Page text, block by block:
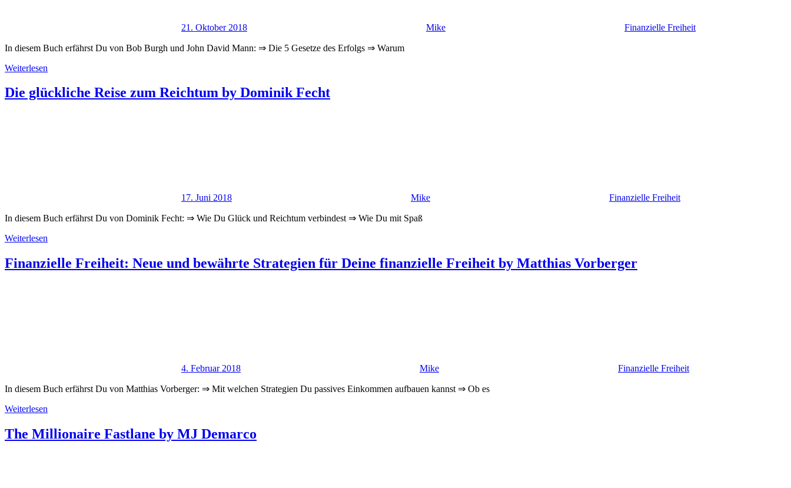
21. Oktober 2018 Mike Finanzielle Freiheit
In diesem Buch erfährst Du von Bob Burgh und John David Mann: ⇒ Die 5 Gesetze des Erfolgs ⇒ Warum
Weiterlesen
Die glückliche Reise zum Reichtum by Dominik Fecht
17. Juni 2018 Mike Finanzielle Freiheit
In diesem Buch erfährst Du von Dominik Fecht: ⇒ Wie Du Glück und Reichtum verbindest ⇒ Wie Du mit Spaß
Weiterlesen
Finanzielle Freiheit: Neue und bewährte Strategien für Deine finanzielle Freiheit by Matthias Vorberger
4. Februar 2018 Mike Finanzielle Freiheit
In diesem Buch erfährst Du von Matthias Vorberger: ⇒ Mit welchen Strategien Du passives Einkommen aufbauen kannst ⇒ Ob es
Weiterlesen
The Millionaire Fastlane by MJ Demarco